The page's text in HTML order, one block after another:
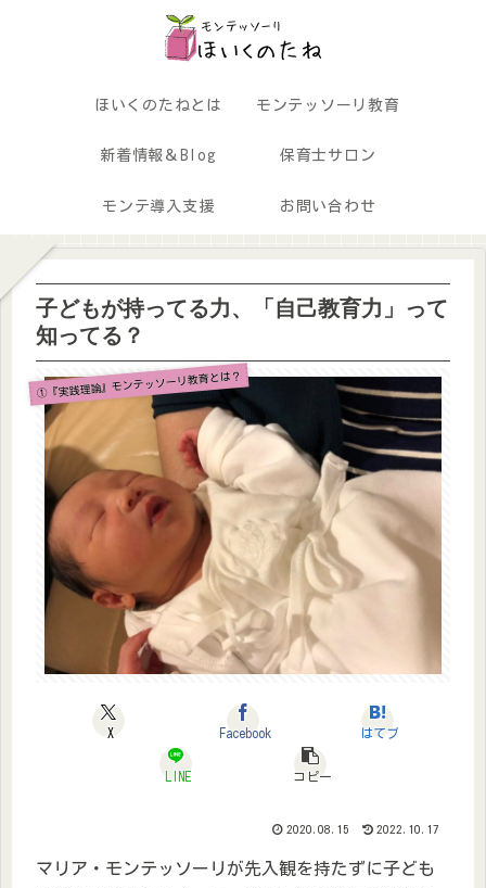
ほいくのたねとは モンテッソーリ教育
新着情報＆Blog 保育士サロン
モンテ導入支援 お問い合わせ
子どもが持ってる力、「自己教育力」って
知ってる？
①『実践理論』モンテッソーリ教育とは？
X Facebook はてブ
LINE コピー
2020.08.15 2022.10.17
マリア・モンテッソーリが先入観を持たずに子ども